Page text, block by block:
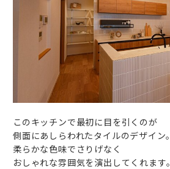
このキッチンで最初に目を引くのが
側面にあしらわれたタイルのデザイン。
柔らかな色味でさりげなく
おしゃれな雰囲気を演出してくれます。